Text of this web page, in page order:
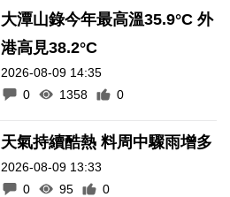
大潭山錄今年最高溫35.9°C 外
港高見38.2°C
2026-08-09 14:35
0
1358 0
天氣持續酷熱 料周中驟雨增多
2026-08-09 13:33
0
95 0